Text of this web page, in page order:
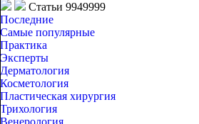
Статьи 9949999
Последние
Самые популярные
Практика
Эксперты
Дерматология
Косметология
Пластическая хирургия
Трихология
Венерология